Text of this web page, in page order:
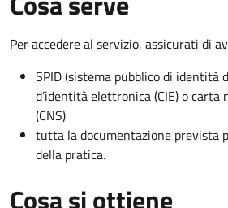
Per accedere al servizio, assicurati di
SPID (sistema pubblico di identità
d’identità elettronica (CIE) o carta
(CNS)
tutta la documentazione prevista
della pratica.
Cosa si ottiene